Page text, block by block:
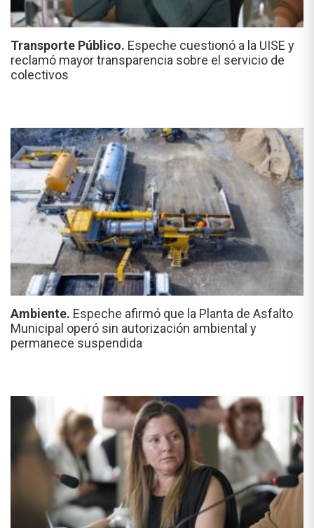
Transporte Público. Espeche cuestionó a la UISE y
reclamó mayor transparencia sobre el servicio de
colectivos
Ambiente. Espeche afirmó que la Planta de Asfalto
Municipal operó sin autorización ambiental y
permanece suspendida